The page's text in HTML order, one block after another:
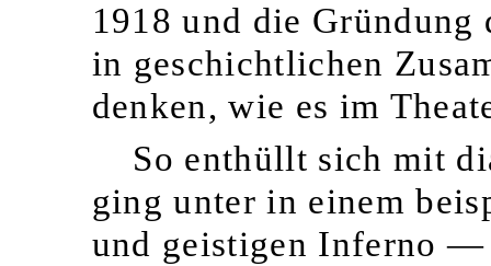
1918 und die
in geschichtlichen
denken, wie es im
So enthüllt sich mit
ging unter in einem
und geistigen Inferno —